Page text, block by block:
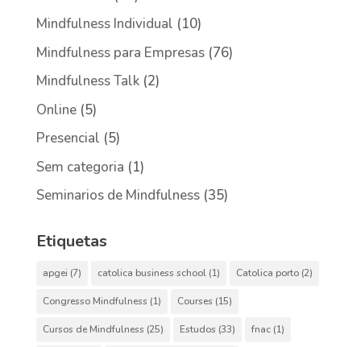
Mindfulness Individual (10)
Mindfulness para Empresas(76)
Mindfulness Talk(2)
Online(5)
Presencial (5)
Sem categoria (1)
Seminarios de Mindfulness(35)
Etiquetas
apgei (7) catolica business school(1) Catolica porto(2)
Congresso Mindfulness (1) Courses (15)
Cursos de Mindfulness (25) Estudos (33) fnac(1)